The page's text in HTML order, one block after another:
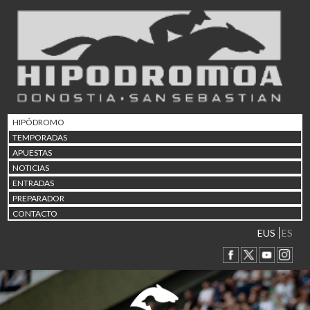
HIPÓDROMO
TEMPORADAS
APUESTAS
NOTICIAS
ENTRADAS
PREPARADOR
CONTACTO
EUS ES
02/08 17:30 Abuztuaren 2a / 2 de
Abuztuaren 9a / 9 de
12/08 12:24 Abuztaren 12a / 12 de
15/08 17:05 Abuztuaren 15a / 15 de
23/08 17:30 Abuztuaren 23a / 23 de
30/08 17:30 Abuztuaren 30a / 30 de
02/09 11:15
06/09 17:30 Irailaren 6a / 6 de
Irailaren 13a / 13 de
30/09 11:30 Irailaren 30a / 30 de